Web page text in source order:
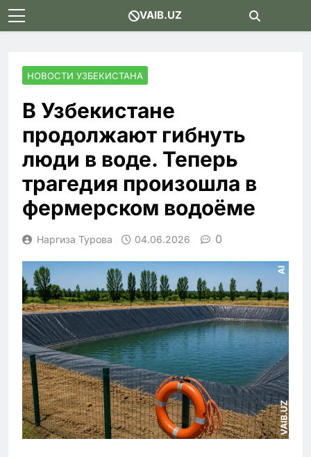
Skip
to
VAIB.UZ
НОВОСТИ УЗБЕКИСТАНА
В Узбекистане
продолжают гибнуть
люди в воде. Теперь
трагедия произошла в
фермерском водоёме
Наргиза Турова 04.06.2026 0